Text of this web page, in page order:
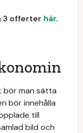
3 offerter här.
bör man sätta
bör innehålla
till
bild och